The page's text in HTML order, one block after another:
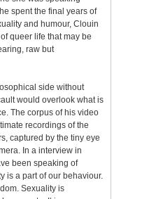
spent the final years of
and humour, Clouin
queer life that may be
raw but
side without
would overlook what is
The corpus of his video
recordings of the
captured by the tiny eye
In a interview in
been speaking of
is a part of our behaviour.
Sexuality is